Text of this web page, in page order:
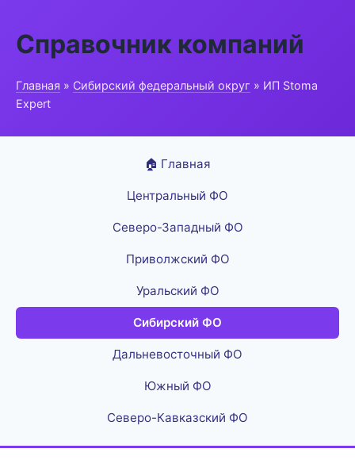
Справочник компаний
Главная » Сибирский федеральный округ » ИП Stoma
Expert
🏠 Главная
Центральный ФО
Северо-Западный ФО
Приволжский ФО
Уральский ФО
Сибирский ФО
Дальневосточный ФО
Южный ФО
Северо-Кавказский ФО